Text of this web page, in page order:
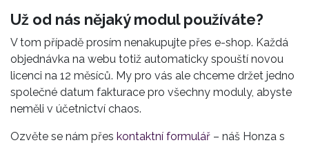
Už od nás nějaký modul používáte?
V tom případě prosím nenakupujte přes e-shop. Každá
objednávka na webu totiž automaticky spouští novou
licenci na 12 měsíců. My pro vás ale chceme držet jedno
společné datum fakturace pro všechny moduly, abyste
neměli v účetnictví chaos.
Ozvěte se nám přes kontaktní formulář – náš Honza s